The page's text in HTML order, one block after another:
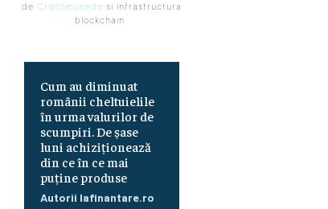
de Criptomonede si infrastructura
blockchain.
Cum au diminuat
românii cheltuielile
în urma valurilor de
scumpiri. De șase
luni achiziționează
din ce în ce mai
puține produse
Autorii Iafinantare.ro